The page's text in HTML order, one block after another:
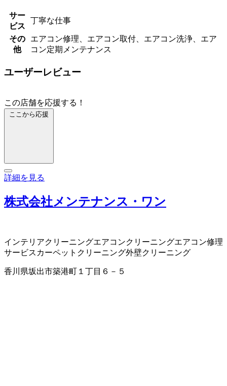
サー
ビス
丁寧な仕事
その
他
エアコン修理、エアコン取付、エアコン洗浄、エア
コン定期メンテナンス
ユーザーレビュー
この店舗を応援する！
ここから応援
詳細を見る
株式会社メンテナンス・ワン
インテリアクリーニングエアコンクリーニングエアコン修理
サービス カーペットクリーニング外壁クリーニング
香川県坂出市築港町１丁目６－５